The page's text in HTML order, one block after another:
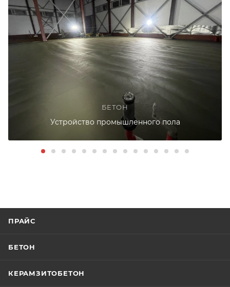
БЕТОН
Устройство промышленного пола
ПРАЙС
БЕТОН
КЕРАМЗИТОБЕТОН